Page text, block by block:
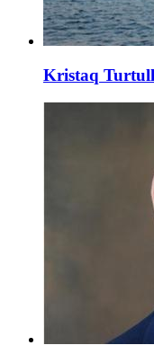
Kristaq